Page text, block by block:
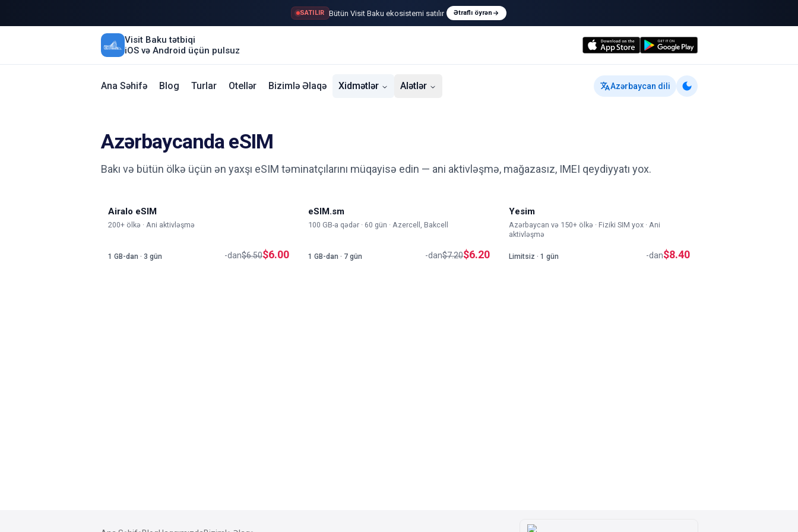
SATILIR Bütün Visit Baku ekosistemi satılır Ətraflı öyrən
Visit Baku tətbiqi
iOS və Android üçün pulsuz
Ana Səhifə Blog Turlar Otellər Bizimlə Əlaqə Xidmətlər Alətlər Azərbaycan dili
Azərbaycanda eSIM
Bakı və bütün ölkə üçün ən yaxşı eSIM təminatçılarını müqayisə edin — ani aktivləşmə, mağazasız, IMEI qeydiyyatı yox.
Airalo eSIM
200+ ölkə · Ani aktivləşmə
1 GB-dan · 3 gün -dan$6.50$6.00
eSIM.sm
100 GB-a qədər · 60 gün · Azercell, Bakcell
1 GB-dan · 7 gün -dan$7.20$6.20
Yesim
Azərbaycan və 150+ ölkə · Fiziki SIM yox · Ani
aktivləşmə
Limitsiz · 1 gün -dan$8.40